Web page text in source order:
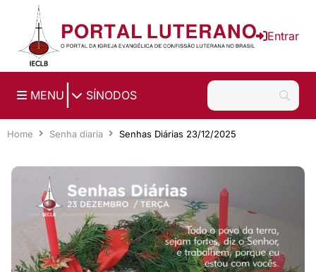
Ir para o conteúdo principal
Entrar
MENU SÍNODOS
Home Senha diaria Senhas Diárias 23/12/2025